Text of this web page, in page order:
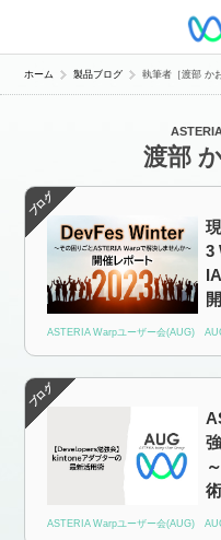
ホーム 製品ブログ 執筆者［渡部 か
渡部
3
ASTERIA Warpユーザー会(AUG)
ASTERIA Warpユーザー会(AUG)